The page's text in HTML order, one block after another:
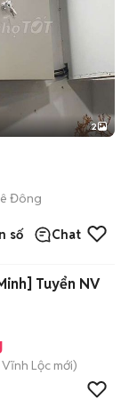
2
Đông
số Chat
Tuyển NV
Vĩnh Lộc mới)